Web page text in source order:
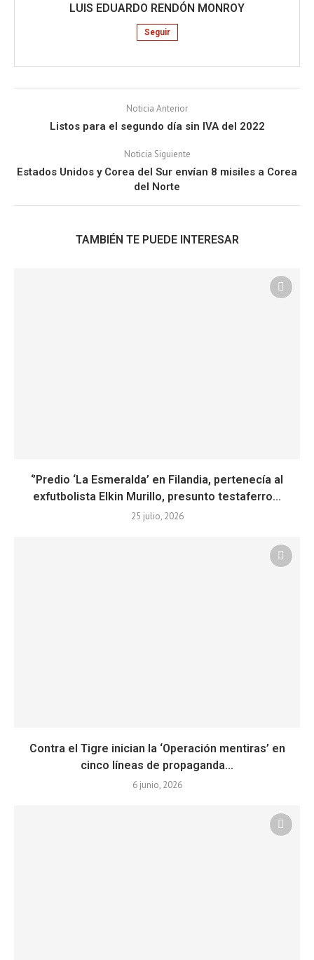
LUIS EDUARDO RENDÓN MONROY
Seguir
Noticia Anterior
Listos para el segundo día sin IVA del 2022
Noticia Siguiente
Estados Unidos y Corea del Sur envían 8 misiles a Corea
del Norte
TAMBIÉN TE PUEDE INTERESAR
‘’Predio ‘La Esmeralda’ en Filandia, pertenecía al
exfutbolista Elkin Murillo, presunto testaferro...
25 julio, 2026
Contra el Tigre inician la ‘Operación mentiras’ en
cinco líneas de propaganda...
6 junio, 2026